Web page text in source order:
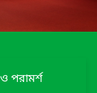
পরামর্শ